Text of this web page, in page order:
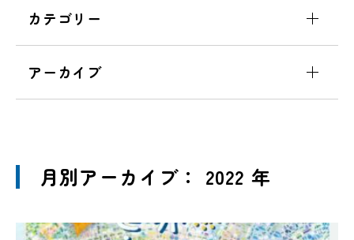
月別アーカイブ： 2022 年
カテゴリー
アーカイブ